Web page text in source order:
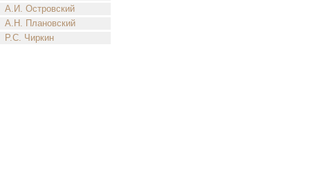
А.И. Островский
А.Н. Плановский
Р.С. Чиркин